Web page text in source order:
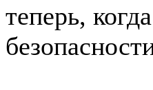
теперь,